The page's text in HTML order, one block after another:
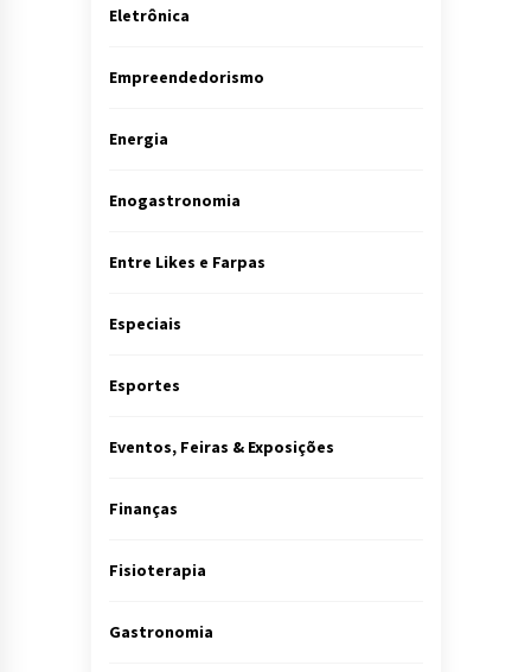
Eletrônica
Empreendedorismo
Energia
Enogastronomia
Entre Likes e Farpas
Especiais
Esportes
Eventos, Feiras & Exposições
Finanças
Fisioterapia
Gastronomia